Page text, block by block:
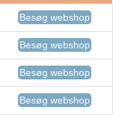
Besøg webshop
Besøg webshop
Besøg webshop
Besøg webshop